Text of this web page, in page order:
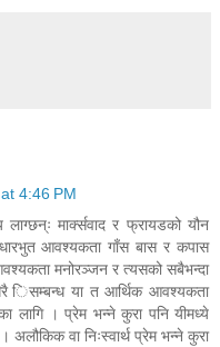
4:46 PM
मार्क्सवाद र फ्रायडको यौन
आवश्यकता गाँस बास र कपास
मनोरञ्जन र त्यसको सबैभन्दा
िसम्बन्ध या त आर्थिक आवश्यकता
लागि । प्रेम भन्ने कुरा पनि यीमध्ये
अलौकिक वा निःस्वार्थ प्रेम भन्ने कुरा